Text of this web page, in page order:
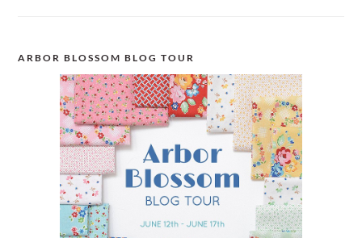
ARBOR BLOSSOM BLOG TOUR